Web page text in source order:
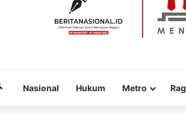
HomeNasional Hukum Metro